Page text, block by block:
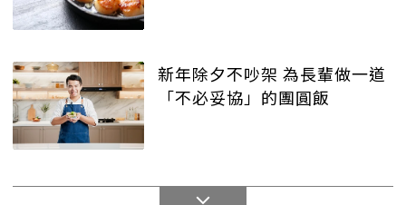
新年除夕不吵架 為長輩做一道
「不必妥協」的團圓飯